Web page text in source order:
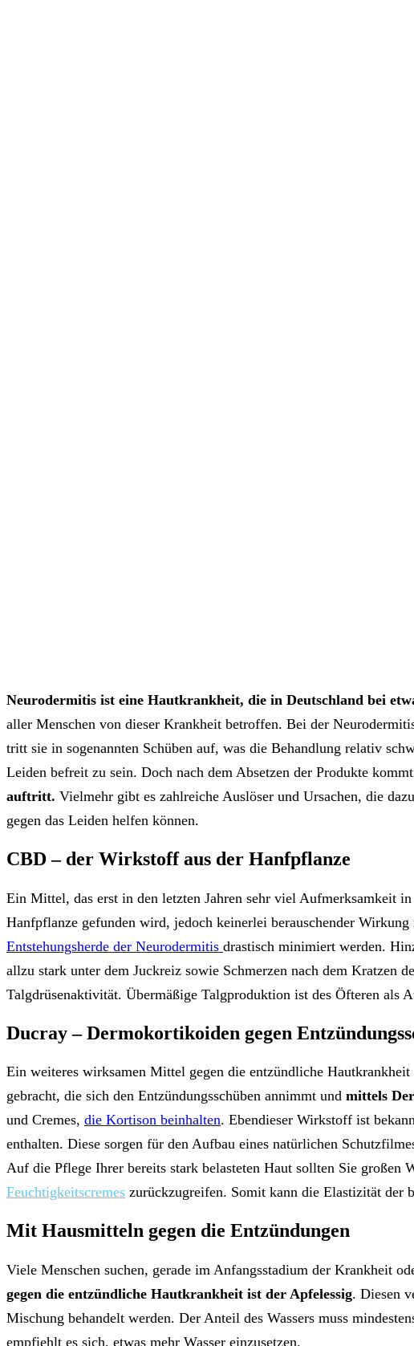
Neurodermitis ist eine Hautkrankheit, die in Deutschland bei
aller Menschen von dieser Krankheit betroffen. Bei der
tritt sie in sogenannten Schüben auf, was die Behandlung relativ
Leiden befreit zu sein. Doch nach dem Absetzen der Produkte
auftritt. Vielmehr gibt es zahlreiche Auslöser und Ursachen, die
gegen das Leiden helfen können.
CBD – der Wirkstoff aus der Hanfpflanze
Ein Mittel, das erst in den letzten Jahren sehr viel Aufmerksamkeit
Hanfpflanze gefunden wird, jedoch keinerlei berauschender
Entstehungsherde der Neurodermitis drastisch minimiert werden.
allzu stark unter dem Juckreiz sowie Schmerzen nach dem Kratzen
Talgdrüsenaktivität. Übermäßige Talgproduktion ist des Öfteren als
Ducray – Dermokortikoiden gegen
Ein weiteres wirksamen Mittel gegen die entzündliche
gebracht, die sich den Entzündungsschüben annimmt und mittels
und Cremes, die Kortison beinhalten. Ebendieser Wirkstoff ist
enthalten. Diese sorgen für den Aufbau eines natürlichen
Auf die Pflege Ihrer bereits stark belasteten Haut sollten Sie
Feuchtigkeitscremes zurückzugreifen. Somit kann die Elastizität der
Mit Hausmitteln gegen die Entzündungen
Viele Menschen suchen, gerade im Anfangsstadium der Krankheit
gegen die entzündliche Hautkrankheit ist der Apfelessig. Diesen
Mischung behandelt werden. Der Anteil des Wassers muss
empfiehlt es sich, etwas mehr Wasser einzusetzen.